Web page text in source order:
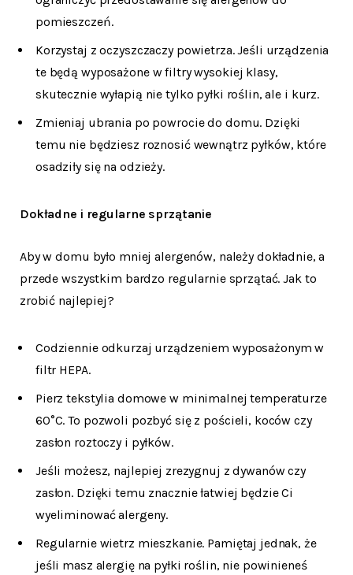
pomieszczeń.
Korzystaj z oczyszczaczy powietrza. Jeśli urządzenia
te będą wyposażone w filtry wysokiej klasy,
skutecznie wyłapią nie tylko pyłki roślin, ale i kurz.
Zmieniaj ubrania po powrocie do domu. Dzięki
temu nie będziesz roznosić wewnątrz pyłków, które
osadziły się na odzieży.
Dokładne i regularne sprzątanie
Aby w domu było mniej alergenów, należy dokładnie, a
przede wszystkim bardzo regularnie sprzątać. Jak to
zrobić najlepiej?
Codziennie odkurzaj urządzeniem wyposażonym w
filtr HEPA.
Pierz tekstylia domowe w minimalnej temperaturze
60°C. To pozwoli pozbyć się z pościeli, koców czy
zasłon roztoczy i pyłków.
Jeśli możesz, najlepiej zrezygnuj z dywanów czy
zasłon. Dzięki temu znacznie łatwiej będzie Ci
wyeliminować alergeny.
Regularnie wietrz mieszkanie. Pamiętaj jednak, że
jeśli masz alergię na pyłki roślin, nie powinieneś